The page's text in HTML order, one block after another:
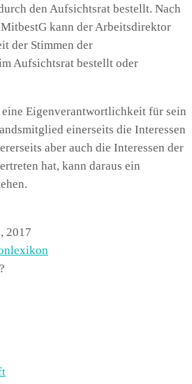
den Aufsichtsrat bestellt. Nach
kann der Arbeitsdirektor
der Stimmen der
Aufsichtsrat bestellt oder
Eigenverantwortlichkeit für sein
einerseits die Interessen
aber auch die Interessen der
hat, kann daraus ein
2017
lexikon